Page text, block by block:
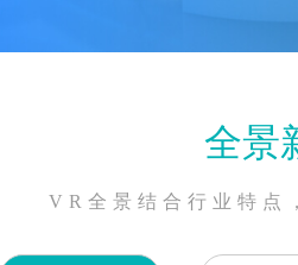
全景
VR全景结合行业特点